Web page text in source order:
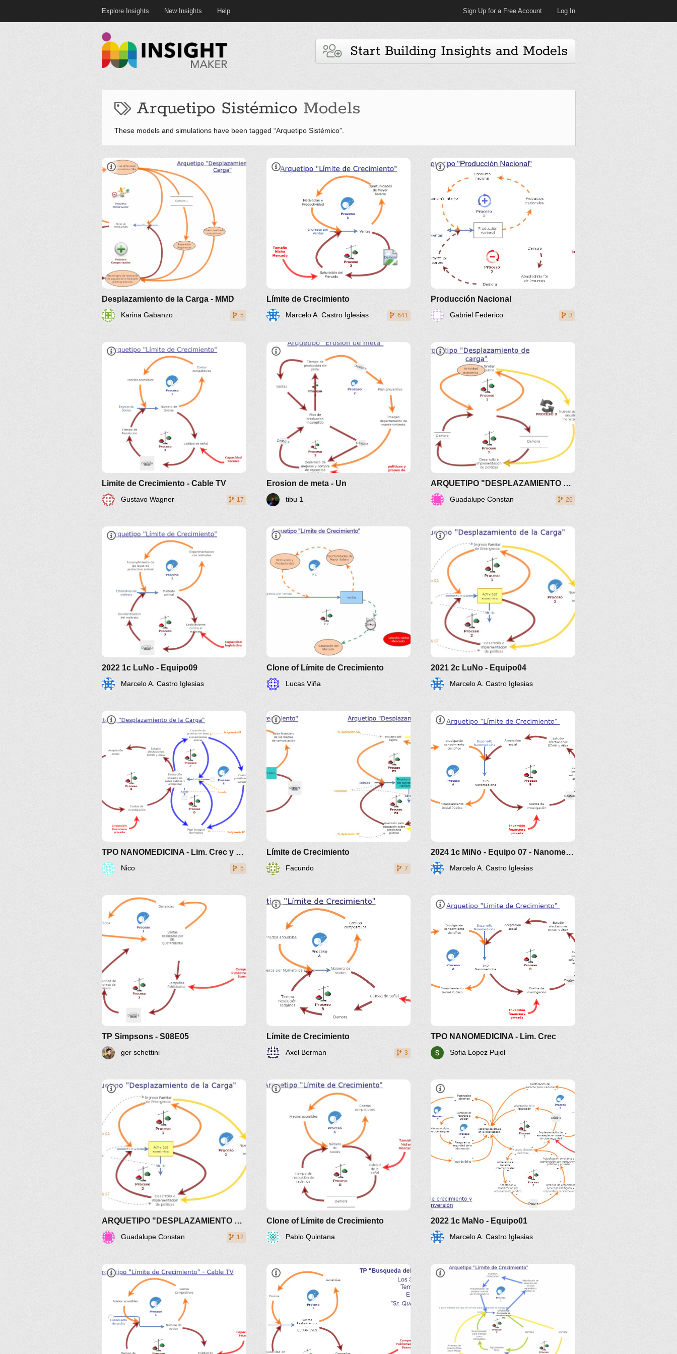
Explore Insights New Insights Help Sign Up for a Free Account Log In
Start Building Insights and Models
Arquetipo Sistémico Models
These models and simulations have been tagged “Arquetipo Sistémico”.
Desplazamiento de la Carga - MMD
Karina Gabanzo 5
Límite de Crecimiento
Marcelo A. Castro Iglesias 641
Producción Nacional
Gabriel Federico 3
Limite de Crecimiento - Cable TV
Gustavo Wagner 17
Erosion de meta - Un
tibu 1
ARQUETIPO "DESPLAZAMIENTO DE LA CARGA"
Guadalupe Constan 26
2022 1c LuNo - Equipo09
Marcelo A. Castro Iglesias
Clone of Límite de Crecimiento
Lucas Viña
2021 2c LuNo - Equipo04
Marcelo A. Castro Iglesias
TPO NANOMEDICINA - Lim. Crec y Despl. Carga
Nico 5
Límite de Crecimiento
Facundo 7
2024 1c MiNo - Equipo 07 - Nanomedicina
Marcelo A. Castro Iglesias
TP Simpsons - S08E05
ger schettini
Límite de Crecimiento
Axel Berman 3
TPO NANOMEDICINA - Lim. Crec
Sofia Lopez Pujol
ARQUETIPO "DESPLAZAMIENTO DE LA CARGA"
Guadalupe Constan 12
Clone of Límite de Crecimiento
Pablo Quintana
2022 1c MaNo - Equipo01
Marcelo A. Castro Iglesias